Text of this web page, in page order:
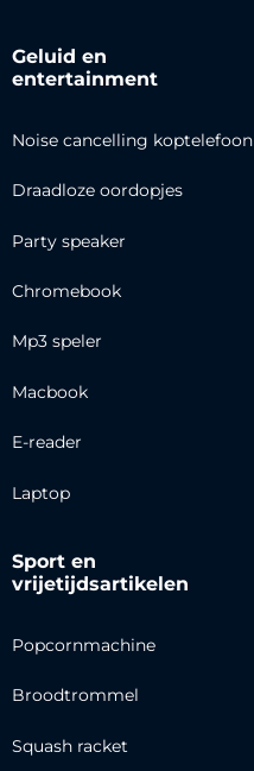
Geluid en
entertainment
Noise cancelling koptelefoon
Draadloze oordopjes
Party speaker
Chromebook
Mp3 speler
Macbook
E-reader
Laptop
Sport en
vrijetijdsartikelen
Popcornmachine
Broodtrommel
Squash racket